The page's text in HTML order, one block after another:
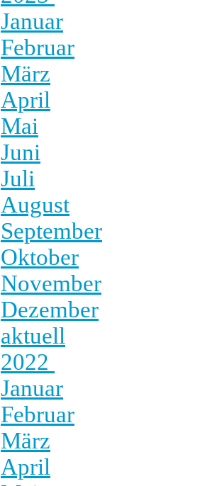
Januar
Februar
März
April
Mai
Juni
Juli
August
September
Oktober
November
Dezember
aktuell
2022
Januar
Februar
März
April